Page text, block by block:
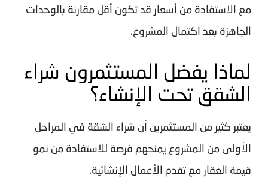
مع الاستفادة من أسعار قد تكون أقل مقارنة بالوحدات
الجاهزة بعد اكتمال المشروع.
لماذا يفضل المستثمرون شراء
الشقق تحت الإنشاء؟
يعتبر كثير من المستثمرين أن شراء الشقة في المراحل
الأولى من المشروع يمنحهم فرصة للاستفادة من نمو
قيمة العقار مع تقدم الأعمال الإنشائية.